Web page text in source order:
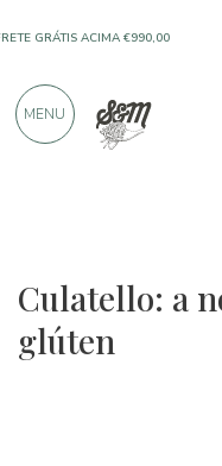
Culatello: a
glúten
GRÁTIS ACIMA €990,00
PRODUTOS DE EXCELENTES
MENU